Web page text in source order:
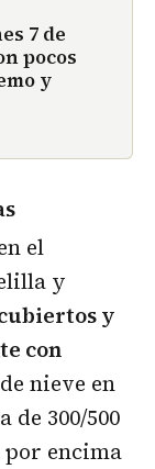
7 de
pocos
y
el
y
y
con
nieve en
de 300/500
encima